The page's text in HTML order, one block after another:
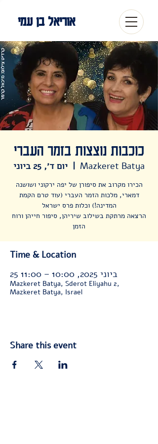
אוריאל בן עמי
כוכבות נוצצות בזמר העברי
יום ד׳, 25 ביוני
  |
Mazkeret Batya
הכירו מקרוב את סיפורן של יפה ירקוני ושושנה
דמארי, מלכות הזמר העברי (עוד טרם הקמת
המדינה!) וכלות פרס ישראל
הרצאה מרתקת בשילוב שיריהן, סיפור חייהן ורוח
הזמן
Time & Location
25 ביוני 2025, 10:00 – 11:00
Mazkeret Batya, Sderot Eliyahu 2,
Mazkeret Batya, Israel
Share this event